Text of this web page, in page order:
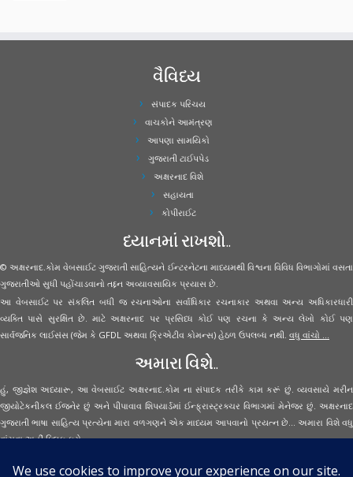
વૈવિધ્ય
સંપાદક પરિચય
વાચકોને આમંત્રણ
આપણા સામયિકો
ગુજરાતી ટાઈપપેડ
અક્ષરનાદ વિશે
સહાયતા
કોપીરાઈટ
ધ્યાનમાં રાખશો..
© અક્ષરનાદ.કોમ વેબસાઈટ ગુજરાતી સાહિત્યને ઈન્ટરનેટના માધ્યમથી વિશ્વના વિવિધ વિભાગોમાં વસતા
ગુજરાતીઓ સુધી પહોંચાડવાનો તદ્દન અવ્યાવસાયિક પ્રયાસ છે.
આ વેબસાઈટ પર સંકલિત બધી જ રચનાઓના સર્વાધિકાર રચનાકાર અથવા અન્ય અધિકારધારી
વ્યક્તિ પાસે સુરક્ષિત છે. માટે અક્ષરનાદ પર પ્રસિધ્ધ કોઈ પણ રચના કે અન્ય લેખો કોઈ પણ
સાર્વજનિક લાઈસંસ (જેમ કે GFDL અથવા ક્રિએટીવ કોમન્સ) હેઠળ ઉપલબ્ધ નથી. વધુ વાંચો ...
અમારા વિશે..
હું, જીજ્ઞેશ અધ્યારૂ, આ વેબસાઈટ અક્ષરનાદ.કોમ ના સંપાદક તરીકે કામ કરૂં છું. વ્યવસાયે મરીન
જીયોટેકનીકલ ઈજનેર છું અને પીપાવાવ શિપયાર્ડમાં ઈન્ફ્રાસ્ટ્રક્ચર વિભાગમાં મેનેજર છું. અક્ષરનાદ
ગુજરાતી ભાષા સાહિત્ય પ્રત્યેના મારા વળગણને એક માધ્યમ આપવાનો પ્રયત્ન છે... અમારા વિશે વધુ
વાંચવાઅહીં ક્લિક કરો...
Secured Site Assurance